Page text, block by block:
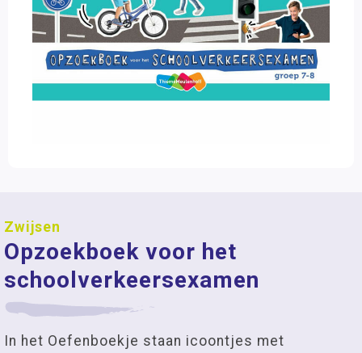
Zwijsen
Opzoekboek voor het
schoolverkeersexamen
In het Oefenboekje staan icoontjes met